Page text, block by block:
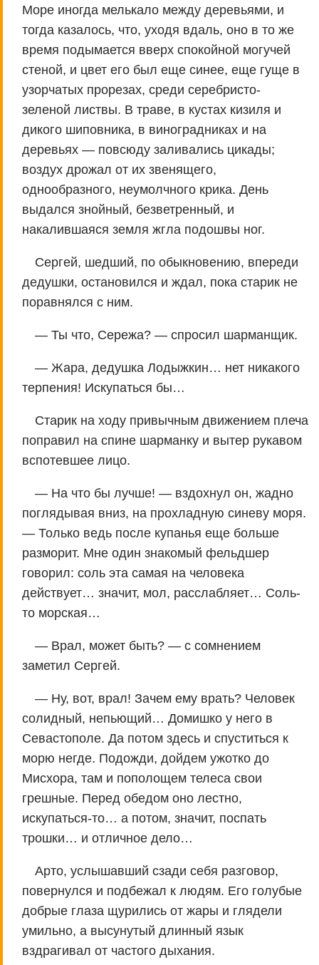
Море иногда мелькало между деревьями, и
тогда казалось, что, уходя вдаль, оно в то же
время подымается вверх спокойной могучей
стеной, и цвет его был еще синее, еще гуще в
узорчатых прорезах, среди серебристо-
зеленой листвы. В траве, в кустах кизиля и
дикого шиповника, в виноградниках и на
деревьях — повсюду заливались цикады;
воздух дрожал от их звенящего,
однообразного, неумолчного крика. День
выдался знойный, безветренный, и
накалившаяся земля жгла подошвы ног.
Сергей, шедший, по обыкновению, впереди
дедушки, остановился и ждал, пока старик не
поравнялся с ним.
— Ты что, Сережа? — спросил шарманщик.
— Жара, дедушка Лодыжкин… нет никакого
терпения! Искупаться бы…
Старик на ходу привычным движением плеча
поправил на спине шарманку и вытер рукавом
вспотевшее лицо.
— На что бы лучше! — вздохнул он, жадно
поглядывая вниз, на прохладную синеву моря.
— Только ведь после купанья еще больше
разморит. Мне один знакомый фельдшер
говорил: соль эта самая на человека
действует… значит, мол, расслабляет… Соль-
то морская…
— Врал, может быть? — с сомнением
заметил Сергей.
— Ну, вот, врал! Зачем ему врать? Человек
солидный, непьющий… Домишко у него в
Севастополе. Да потом здесь и спуститься к
морю негде. Подожди, дойдем ужотко до
Мисхора, там и пополощем телеса свои
грешные. Перед обедом оно лестно,
искупаться-то… а потом, значит, поспать
трошки… и отличное дело…
Арто, услышавший сзади себя разговор,
повернулся и подбежал к людям. Его голубые
добрые глаза щурились от жары и глядели
умильно, а высунутый длинный язык
вздрагивал от частого дыхания.